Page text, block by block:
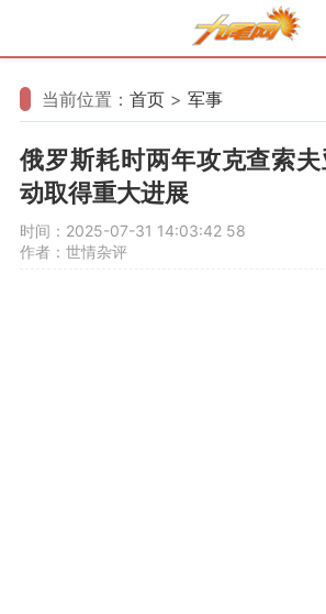
当前位置： 首页 > 军事
俄罗斯耗时两年攻克查索
动取得重大进展
时间：2025-07-31 14:03:42 58
作者：世情杂评